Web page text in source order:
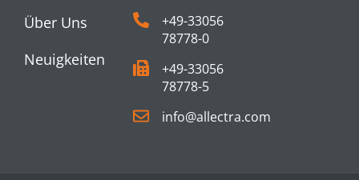
Über Uns
Neuigkeiten
+49-33056
78778-0
+49-33056
78778-5
info@allectra.com